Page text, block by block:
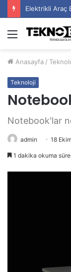
Elektrikli Araç
Menü
Anasayfa /
Teknoloji
Notebook'lar
admin 18
1 dakika okuma